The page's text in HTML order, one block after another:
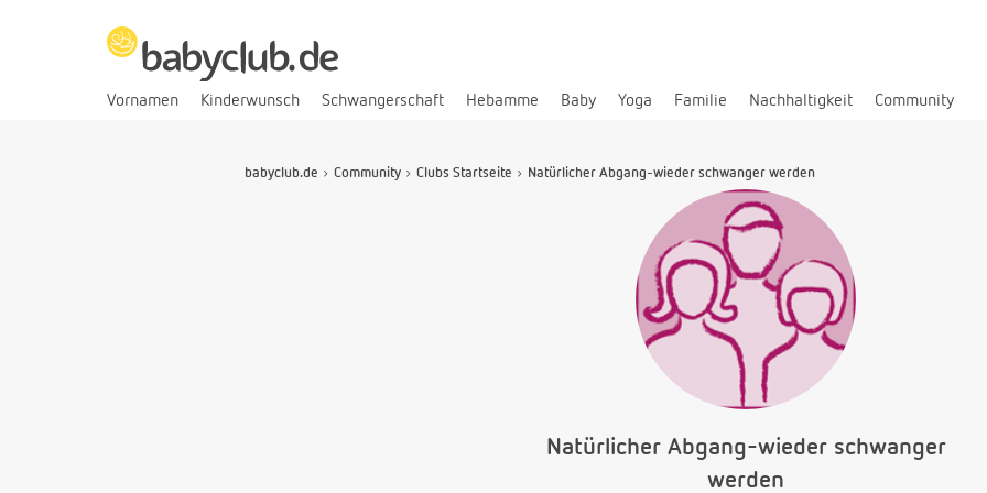
Vornamen Kinderwunsch Schwangerschaft Hebamme Baby Yoga Familie Nachhaltigkeit Community
babyclub.de Community Clubs Startseite Natürlicher Abgang-wieder schwanger werden
Natürlicher Abgang-wieder schwanger
werden